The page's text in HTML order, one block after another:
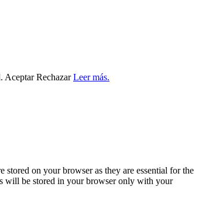
Aceptar Rechazar Leer más.
stored on your browser as they are essential for the
will be stored in your browser only with your